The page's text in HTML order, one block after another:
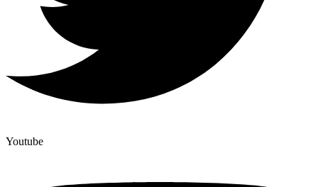
Youtube